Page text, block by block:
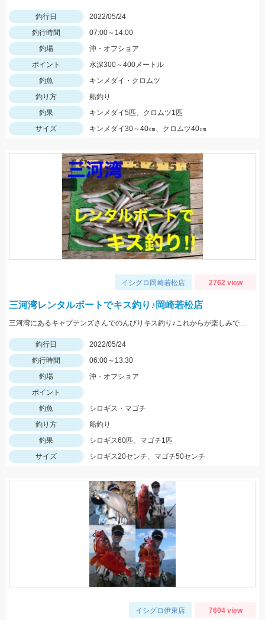
釣行日
2022/05/24
釣行時間
07:00～14:00
釣場
沖・オフショア
ポイント
水深300～400メートル
釣魚
キンメダイ・クロムツ
釣り方
船釣り
釣果
キンメダイ5匹、クロムツ1匹
サイズ
キンメダイ30～40㎝、クロムツ40㎝
イシグロ岡崎若松店 2762 view
三河湾レンタルボートでキス釣り♪岡崎若松店
三河湾にあるキャプテンズさんでのんびりキス釣り♪これからが楽しみですね♪
釣行日
2022/05/24
釣行時間
06:00～13:30
釣場
沖・オフショア
ポイント
釣魚
シロギス・マゴチ
釣り方
船釣り
釣果
シロギス60匹、マゴチ1匹
サイズ
シロギス20センチ、マゴチ50センチ
イシグロ伊東店 7604 view